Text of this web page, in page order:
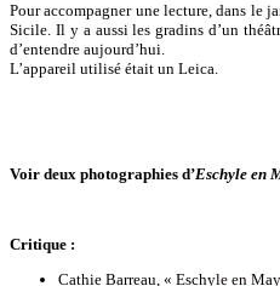
Pour accompagner une lecture, dans le
Sicile. Il y a aussi les gradins d’un
d’entendre aujourd’hui.
L’appareil utilisé était un Leica.
Voir deux photographies d’Eschyle en
Critique :
Cathie Barreau, « Eschyle en